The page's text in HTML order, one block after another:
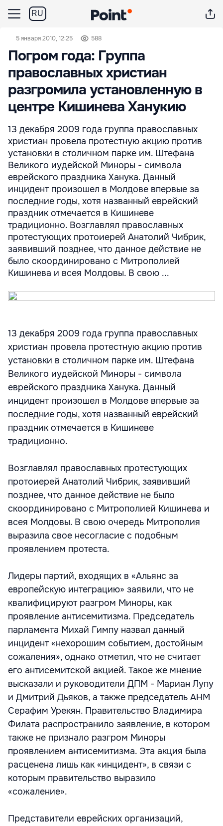
RU
5 января 2010, 12:25 588
Погром года: Группа
православных христиан
разгромила установленную в
центре Кишинева Ханукию
13 декабря 2009 года группа православных
христиан провела протестную акцию против
установки в столичном парке им. Штефана
Великого иудейской Миноры - символа
еврейского праздника Ханука. Данный
инцидент произошел в Молдове впервые за
последние годы, хотя названный еврейский
праздник отмечается в Кишиневе
традиционно. Возглавлял православных
протестующих протоиерей Анатолий Чибрик,
заявивший позднее, что данное действие не
было скоординировано с Митрополией
Кишинева и всея Молдовы. В свою ...
13 декабря 2009 года группа православных
христиан провела протестную акцию против
установки в столичном парке им. Штефана
Великого иудейской Миноры - символа
еврейского праздника Ханука. Данный
инцидент произошел в Молдове впервые за
последние годы, хотя названный еврейский
праздник отмечается в Кишиневе
традиционно.
Возглавлял православных протестующих
протоиерей Анатолий Чибрик, заявивший
позднее, что данное действие не было
скоординировано с Митрополией Кишинева и
всея Молдовы. В свою очередь Митрополия
выразила свое несогласие с подобным
проявлением протеста.
Лидеры партий, входящих в «Альянс за
европейскую интеграцию» заявили, что не
квалифицируют разгром Миноры, как
проявление антисемитизма. Председатель
парламента Михай Гимпу назвал данный
инцидент «нехорошим событием, достойным
сожаления», однако отметил, что не считает
его антисемитской акцией. Такое же мнение
высказали и руководители ДПМ - Мариан Лупу
и Дмитрий Дьяков, а также председатель АНМ
Серафим Урекян. Правительство Владимира
Филата распространило заявление, в котором
также не признало разгром Миноры
проявлением антисемитизма. Эта акция была
расценена лишь как «инцидент», в связи с
которым правительство выразило
«сожаление».
Представители еврейских организаций,